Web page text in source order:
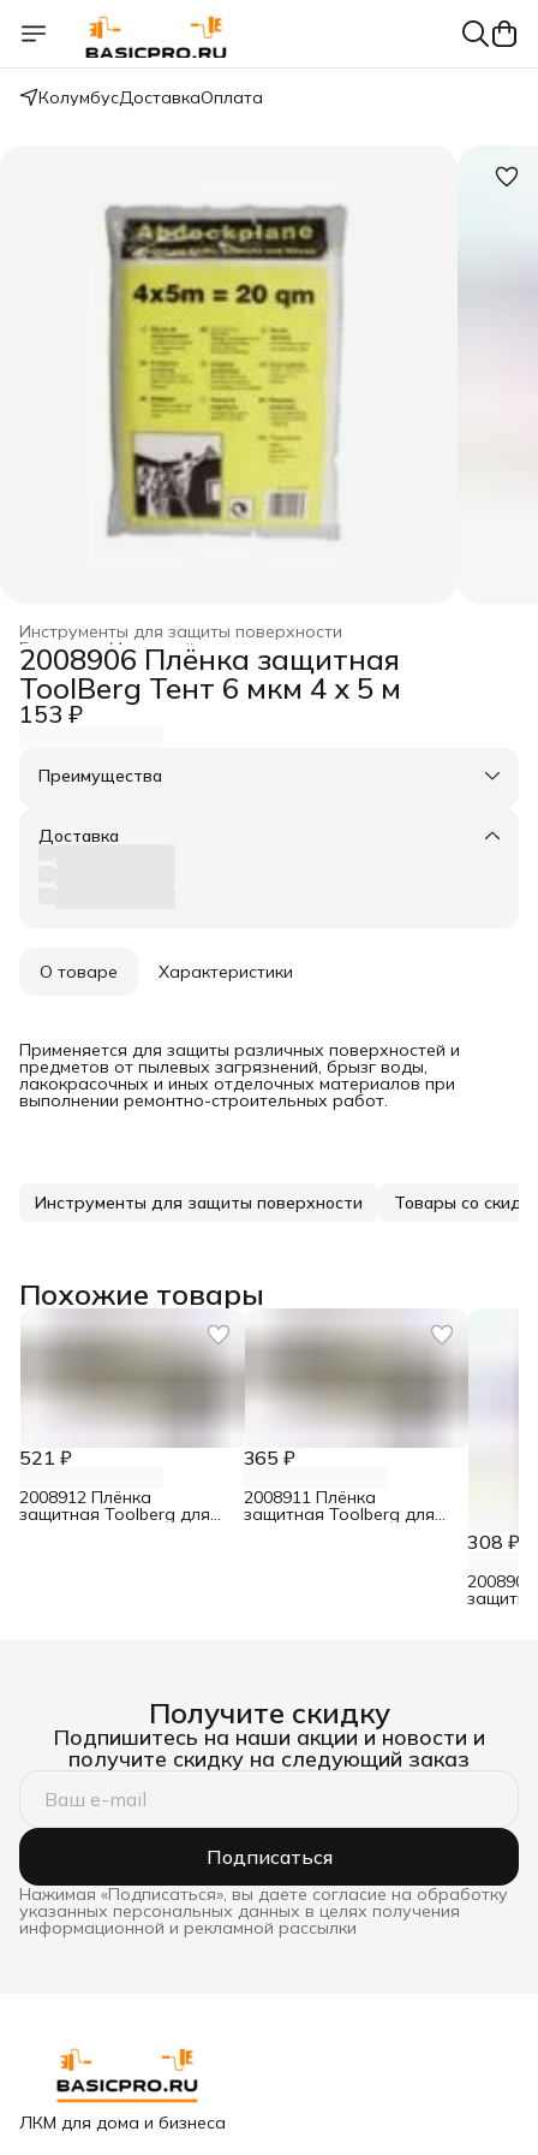
КолумбусДоставкаОплата
Инструменты для защиты поверхности
Малярный инструмент
Главная ›
2008906 Плёнка защитная
ToolBerg Тент 6 мкм 4 х 5 м
153 ₽
Преимущества
Оплата частями в Сплит
Удобный возврат
Доставка
О товаре Характеристики
Применяется для защиты различных поверхностей и
предметов от пылевых загрязнений, брызг воды,
лакокрасочных и иных отделочных материалов при
выполнении ремонтно-строительных работ.
Инструменты для защиты поверхности Товары со
Похожие товары
521 ₽
2008912 Плёнка
защитная Toolberg для
365 ₽
2008911 Плёнка
защитная Toolberg для
308 ₽
Получите скидку
Подпишитесь на наши акции и новости и
получите скидку на следующий заказ
Подписаться
Нажимая «Подписаться», вы даете согласие на обработку
указанных персональных данных в целях получения
информационной и рекламной рассылки
ЛКМ для дома и бизнеса